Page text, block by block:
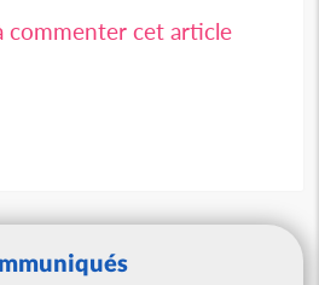
commenter cet article